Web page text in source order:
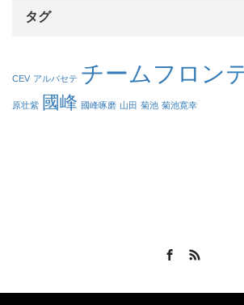
タグ
CEV アルバセテ チームフロン
原壮紫 國峰 國峰啄磨 山田 菊池 菊池寛幸
Facebook